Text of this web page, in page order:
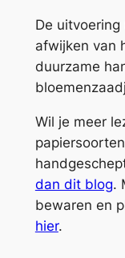
lDe
afwijken van
duurzame
Wil je meer
dan dit blog.
bewaren en
hier.